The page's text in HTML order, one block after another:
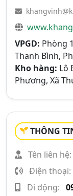
VPGD: Phòng
Thanh Bình,
Kho hàng: Lô
Phương, Xã
THÔNG
Tên liên hệ:
Điện thoại:
Di động: